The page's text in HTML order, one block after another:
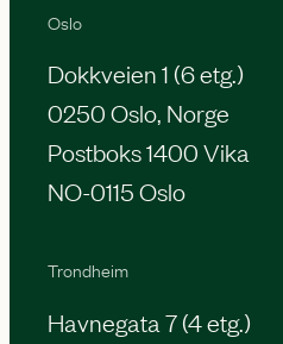
Oslo
Dokkveien 1 (6 etg.)
0250 Oslo, Norge
Postboks 1400 Vika
NO-0115 Oslo
Trondheim
Havnegata 7 (4 etg.)